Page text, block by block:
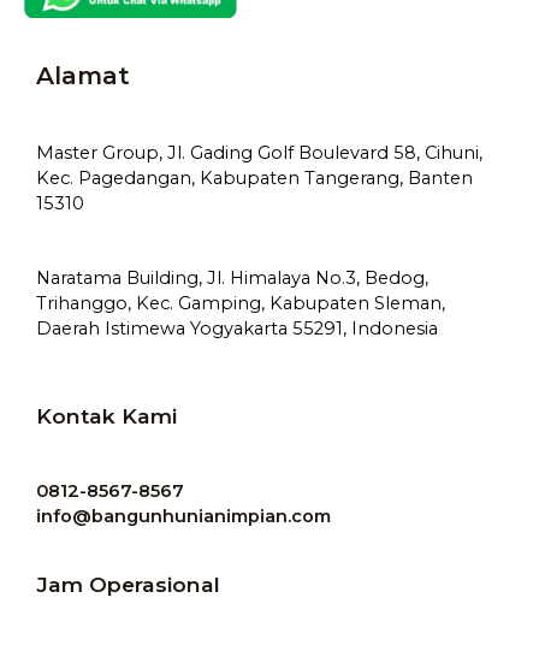
Alamat
Master Group, Jl. Gading Golf Boulevard 58, Cihuni,
Kec. Pagedangan, Kabupaten Tangerang, Banten
15310
Naratama Building, Jl. Himalaya No.3, Bedog,
Trihanggo, Kec. Gamping, Kabupaten Sleman,
Daerah Istimewa Yogyakarta 55291, Indonesia
Kontak Kami
0812-8567-8567
info@bangunhunianimpian.com
Jam Operasional